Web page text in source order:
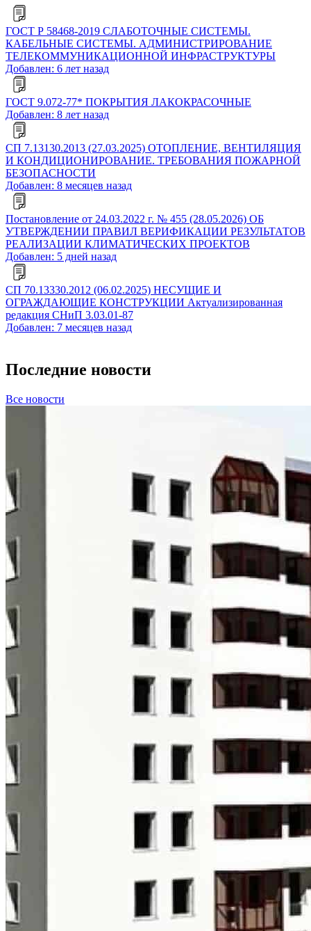
ГОСТ Р 58468-2019 СЛАБОТОЧНЫЕ СИСТЕМЫ.
КАБЕЛЬНЫЕ СИСТЕМЫ. АДМИНИСТРИРОВАНИЕ
ТЕЛЕКОММУНИКАЦИОННОЙ ИНФРАСТРУКТУРЫ
Добавлен: 6 лет назад
ГОСТ 9.072-77* ПОКРЫТИЯ ЛАКОКРАСОЧНЫЕ
Добавлен: 8 лет назад
СП 7.13130.2013 (27.03.2025) ОТОПЛЕНИЕ, ВЕНТИЛЯЦИЯ
И КОНДИЦИОНИРОВАНИЕ. ТРЕБОВАНИЯ ПОЖАРНОЙ
БЕЗОПАСНОСТИ
Добавлен: 8 месяцев назад
Постановление от 24.03.2022 г. № 455 (28.05.2026) ОБ
УТВЕРЖДЕНИИ ПРАВИЛ ВЕРИФИКАЦИИ РЕЗУЛЬТАТОВ
РЕАЛИЗАЦИИ КЛИМАТИЧЕСКИХ ПРОЕКТОВ
Добавлен: 5 дней назад
СП 70.13330.2012 (06.02.2025) НЕСУЩИЕ И
ОГРАЖДАЮЩИЕ КОНСТРУКЦИИ Актуализированная
редакция СНиП 3.03.01-87
Добавлен: 7 месяцев назад
Последние новости
Все новости